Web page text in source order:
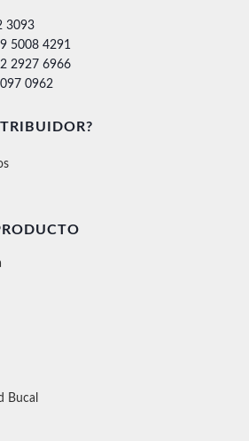
3093
5008 4291
2927 6966
0962
Bucal